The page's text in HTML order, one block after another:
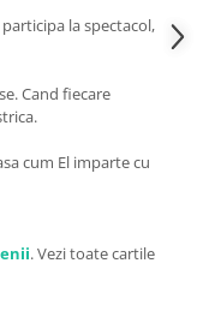
la spectacol,
Cand fiecare
cum El imparte cu
. Vezi toate cartile